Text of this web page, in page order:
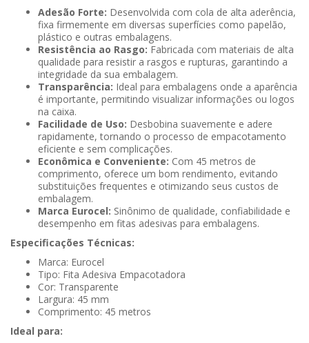
Adesão Forte: Desenvolvida com cola de alta aderência,
fixa firmemente em diversas superfícies como papelão,
plástico e outras embalagens.
Resistência ao Rasgo: Fabricada com materiais de alta
qualidade para resistir a rasgos e rupturas, garantindo a
integridade da sua embalagem.
Transparência: Ideal para embalagens onde a aparência
é importante, permitindo visualizar informações ou logos
na caixa.
Facilidade de Uso: Desbobina suavemente e adere
rapidamente, tornando o processo de empacotamento
eficiente e sem complicações.
Econômica e Conveniente: Com 45 metros de
comprimento, oferece um bom rendimento, evitando
substituições frequentes e otimizando seus custos de
embalagem.
Marca Eurocel: Sinônimo de qualidade, confiabilidade e
desempenho em fitas adesivas para embalagens.
Especificações Técnicas:
Marca: Eurocel
Tipo: Fita Adesiva Empacotadora
Cor: Transparente
Largura: 45 mm
Comprimento: 45 metros
Ideal para: